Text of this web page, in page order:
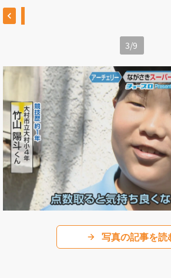
3/9
写真の記事を読